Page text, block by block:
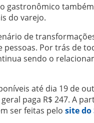
gastronômico
do varejo.
de
pessoas. Por trás de
sendo o
até dia 19 de
paga R$ 247. A
ser feitas pelo site do